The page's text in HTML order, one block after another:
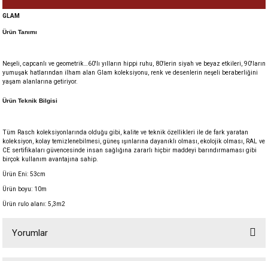
GLAM
Ürün Tanımı
Neşeli, capcanlı ve geometrik…60'lı yılların hippi ruhu, 80'lerin siyah ve beyaz etkileri, 90'ların
yumuşak hatlarından ilham alan Glam koleksiyonu, renk ve desenlerin neşeli beraberliğini
yaşam alanlarına getiriyor.
Ürün Teknik Bilgisi
Tüm Rasch koleksiyonlarında olduğu gibi, kalite ve teknik özellikleri ile de fark yaratan
koleksiyon, kolay temizlenebilmesi, güneş ışınlarına dayanıklı olması, ekolojik olması, RAL ve
CE sertifikaları güvencesinde insan sağlığına zararlı hiçbir maddeyi barındırmaması gibi
birçok kullanım avantajına sahip.
Ürün Eni: 53cm
Ürün boyu: 10m
Ürün rulo alanı: 5,3m2
Yorumlar